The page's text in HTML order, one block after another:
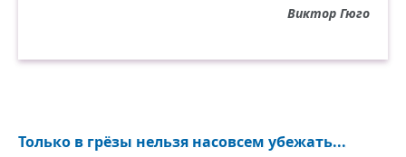
Виктор Гюго
Только в грёзы нельзя насовсем убежать...